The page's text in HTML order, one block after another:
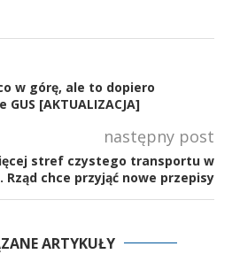
w górę, ale to dopiero
[AKTUALIZACJA]
następny post
stref czystego transportu w
Rząd chce przyjąć nowe przepisy
ARTYKUŁY